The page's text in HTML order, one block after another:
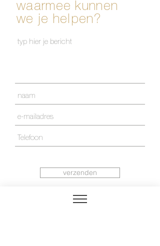
waarmee kunnen
we je helpen?
verzenden